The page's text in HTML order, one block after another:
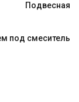
Подвесная
под смеситель